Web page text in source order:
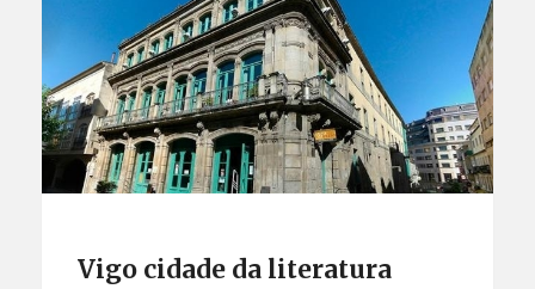
Vigo cidade da literatura